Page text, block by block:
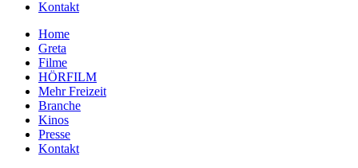
Kontakt
Home
Greta
Filme
HÖRFILM
Mehr Freizeit
Branche
Kinos
Presse
Kontakt